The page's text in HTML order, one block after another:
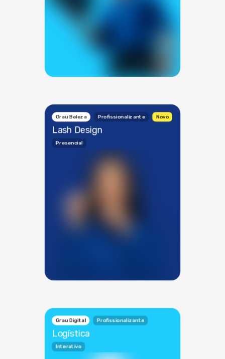
Grau Beleza Profissionalizante Novo
Lash Design
Presencial
Grau Digital Profissionalizante
Logística
Interativo